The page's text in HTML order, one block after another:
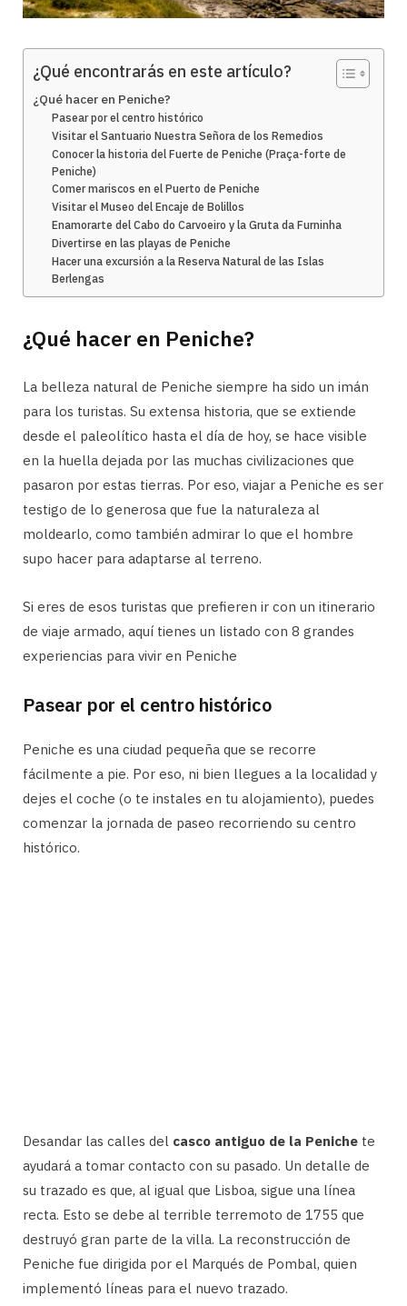
¿Qué encontrarás en este artículo?
¿Qué hacer en Peniche?
Pasear por el centro histórico
Visitar el Santuario Nuestra Señora de los Remedios
Conocer la historia del Fuerte de Peniche (Praça-forte de
Peniche)
Comer mariscos en el Puerto de Peniche
Visitar el Museo del Encaje de Bolillos
Enamorarte del Cabo do Carvoeiro y la Gruta da Furninha
Divertirse en las playas de Peniche
Hacer una excursión a la Reserva Natural de las Islas
Berlengas
¿Qué hacer en Peniche?
La belleza natural de Peniche siempre ha sido un imán
para los turistas. Su extensa historia, que se extiende
desde el paleolítico hasta el día de hoy, se hace visible
en la huella dejada por las muchas civilizaciones que
pasaron por estas tierras. Por eso, viajar a Peniche es ser
testigo de lo generosa que fue la naturaleza al
moldearlo, como también admirar lo que el hombre
supo hacer para adaptarse al terreno.
Si eres de esos turistas que prefieren ir con un itinerario
de viaje armado, aquí tienes un listado con 8 grandes
experiencias para vivir en Peniche
Pasear por el centro histórico
Peniche es una ciudad pequeña que se recorre
fácilmente a pie. Por eso, ni bien llegues a la localidad y
dejes el coche (o te instales en tu alojamiento), puedes
comenzar la jornada de paseo recorriendo su centro
histórico.
Desandar las calles del casco antiguo de la Peniche te
ayudará a tomar contacto con su pasado. Un detalle de
su trazado es que, al igual que Lisboa, sigue una línea
recta. Esto se debe al terrible terremoto de 1755 que
destruyó gran parte de la villa. La reconstrucción de
Peniche fue dirigida por el Marqués de Pombal, quien
implementó líneas para el nuevo trazado.